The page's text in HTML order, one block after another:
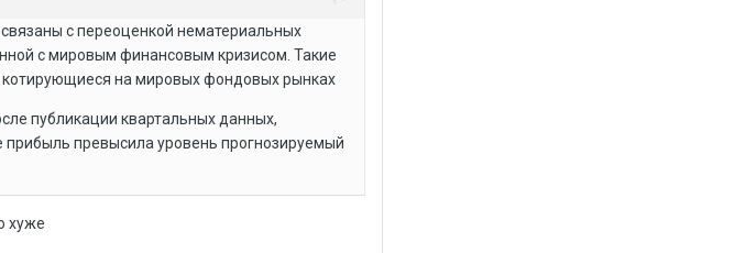
с переоценкой нематериальных
с мировым финансовым кризисом. Такие
котирующиеся на мировых фондовых рынках
публикации квартальных данных,
прибыль превысила уровень прогнозируемый
хуже